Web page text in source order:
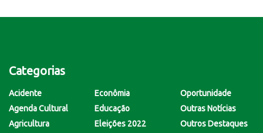
Categorias
Acidente
Agenda Cultural
Agricultura
Econômia
Educação
Eleições 2022
Oportunidade
Outras Notícias
Outros Destaques